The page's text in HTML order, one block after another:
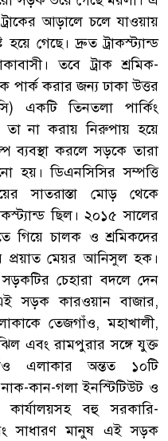
আড়ালে চলে যাওয়ায়
গেছে। দ্রুত ট্রাকস্ট্যান্ড
তবে ট্রাক শ্রমিক-
পার্ক করার জন্য ঢাকা উত্তর
একটি তিনতলা পার্কিং
তা না করায় নিরুপায় হয়ে
ব্যবস্থা করলে সড়কে তারা
হয়। ডিএনসিসির সম্পত্তি
সাতরাস্তা মোড় থেকে
ছিল। ২০১৫ সালের
গিয়ে চালক ও শ্রমিকদের
প্রয়াত মেয়র আনিসুল হক।
চেহারা বদলে দেন
সড়ক কারওয়ান বাজার,
তেজগাঁও, মহাখালী,
এবং রামপুরার সঙ্গে যুক্ত
এলাকার অন্তত ১০টি
নাক-কান-গলা ইনস্টিটিউট ও
কার্যালয়সহ বহু সরকারি-
সাধারণ মানুষ এই সড়ক